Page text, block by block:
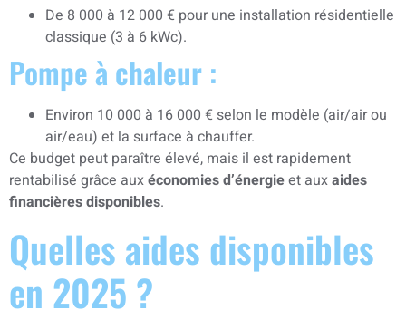
De 8 000 à 12 000 € pour une installation résidentielle
classique (3 à 6 kWc).
Pompe à chaleur :
Environ 10 000 à 16 000 € selon le modèle (air/air ou
air/eau) et la surface à chauffer.
Ce budget peut paraître élevé, mais il est rapidement
rentabilisé grâce auxéconomies d’énergieet auxaides
financières disponibles.
Quelles aides disponibles
en 2025 ?